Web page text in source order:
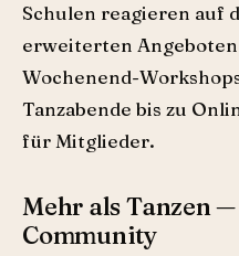
Schulen reagieren auf
erweiterten
Wochenend-
Tanzabende bis zu
für Mitglieder.
Mehr als Tanzen
Community